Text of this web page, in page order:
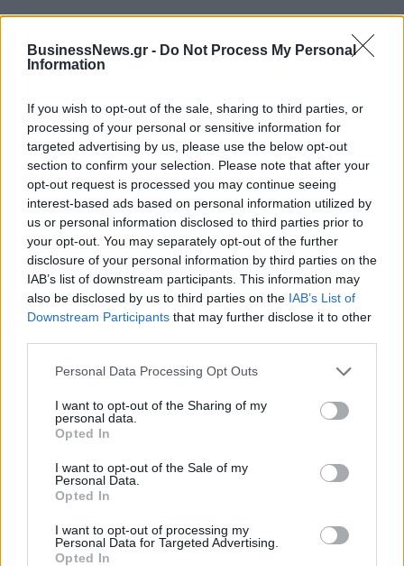
BusinessNews.gr - Do Not Process My Personal
Information
If you wish to opt-out of the sale, sharing to third parties, or
processing of your personal or sensitive information for
targeted advertising by us, please use the below opt-out
section to confirm your selection. Please note that after your
opt-out request is processed you may continue seeing
interest-based ads based on personal information utilized by
us or personal information disclosed to third parties prior to
your opt-out. You may separately opt-out of the further
disclosure of your personal information by third parties on the
IAB’s list of downstream participants. This information may
also be disclosed by us to third parties on the IAB’s List of
Downstream Participants that may further disclose it to other
Personal Data Processing Opt Outs
I want to opt-out of the Sharing of my
personal data.
Opted In
I want to opt-out of the Sale of my
Personal Data.
Opted In
I want to opt-out of processing my
Personal Data for Targeted Advertising.
Opted In
διασφαλίζει την ανάπτυξη, την ασφάλεια και
καλύτερους μισθούς
09/08/2026 - 11:43 ΠΟΛΙΤΙΚΗ
Υπ. Μεταφορών: Οριστική λύση στο ζήτημα των
πινακίδων κυκλοφορίας - Τέλος στις χρονοβόρες
διαδικασίες
09/08/2026 - 11:18 ΕΛΛΑΔΑ
Στα 15 δισ. ευρώ ο στόχος για νέα δάνεια το 2026
- Η «ακτινογραφία» της κερδοφορίας των
τραπεζών το α΄ εξάμηνο
το μεταναστευτικό με αμοιβαίους συνοριακούς
ελέγχους
Αλ. Τσίπρας: Στις 2 Σεπτεμβρίου η παρουσίαση του
οικονομικού προγράμματος της ΕΛ.Α.Σ. στη
Θεσσαλονίκη
09/08/2026 - 10:03 ΠΟΛΙΤΙΚΗ